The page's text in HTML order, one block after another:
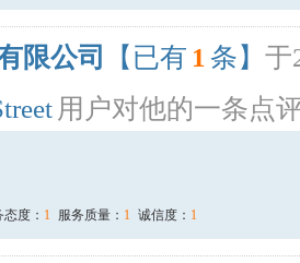
限公司 【已有 1 条】 于
用户对他的一条点
态度： 1 服务质量： 1 诚信度： 1